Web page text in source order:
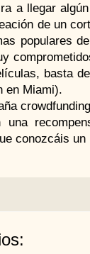
a llegar
de un
populares
basta
en Miami).
una
conozcáis un